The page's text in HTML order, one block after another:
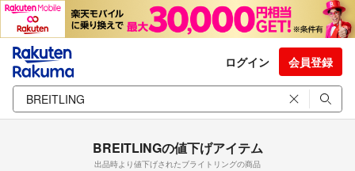
ログイン 会員登録
BREITLINGの値下げアイテム
出品時より値下げされたブライトリングの商品